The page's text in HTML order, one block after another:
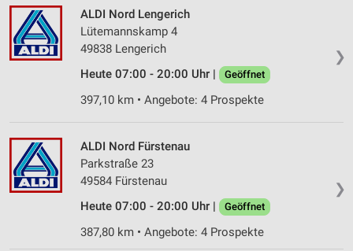
❯
ALDI Nord Lengerich
Lütemannskamp 4
49838 Lengerich
Heute 07:00 - 20:00 Uhr |
Geöffnet
397,10 km • Angebote: 4 Prospekte
❯
ALDI Nord Fürstenau
Parkstraße 23
49584 Fürstenau
Heute 07:00 - 20:00 Uhr |
Geöffnet
387,80 km • Angebote: 4 Prospekte